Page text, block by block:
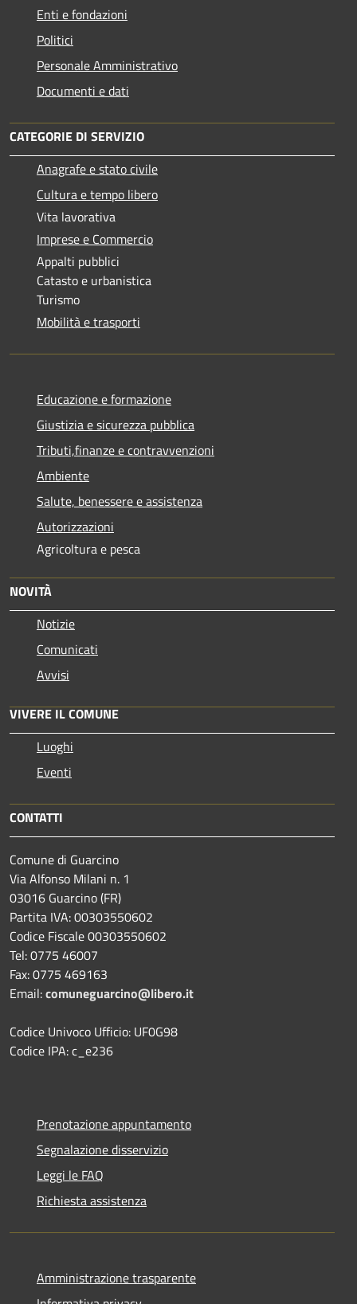
Enti e fondazioni
Politici
Personale Amministrativo
Documenti e dati
CATEGORIE DI SERVIZIO
Anagrafe e stato civile
Cultura e tempo libero
Vita lavorativa
Imprese e Commercio
Appalti pubblici
Catasto e urbanistica
Turismo
Mobilità e trasporti
Educazione e formazione
Giustizia e sicurezza pubblica
Tributi,finanze e contravvenzioni
Ambiente
Salute, benessere e assistenza
Autorizzazioni
Agricoltura e pesca
NOVITÀ
Notizie
Comunicati
Avvisi
VIVERE IL COMUNE
Luoghi
Eventi
CONTATTI
Comune di Guarcino
Via Alfonso Milani n. 1
03016 Guarcino (FR)
Partita IVA: 00303550602
Codice Fiscale 00303550602
Tel: 0775 46007
Fax: 0775 469163
Email:comuneguarcino@libero.it
Codice Univoco Ufficio: UF0G98
Codice IPA: c_e236
Prenotazione appuntamento
Segnalazione disservizio
Leggi le FAQ
Richiesta assistenza
Amministrazione trasparente